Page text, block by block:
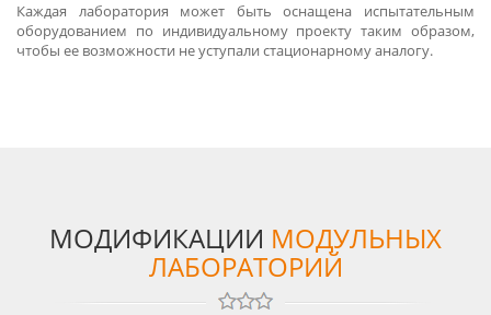
Каждая лаборатория может быть оснащена испытательным
оборудованием по индивидуальному проекту таким образом,
чтобы ее возможности не уступали стационарному аналогу.
МОДИФИКАЦИИ МОДУЛЬНЫХ
ЛАБОРАТОРИЙ